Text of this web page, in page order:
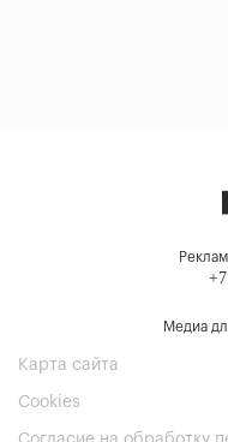
Медиа
Карта сайта
Cookies